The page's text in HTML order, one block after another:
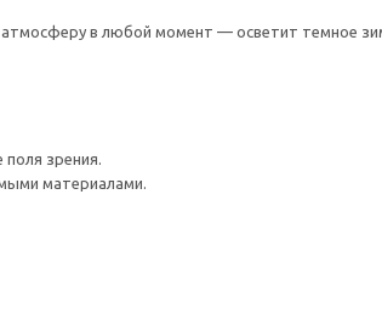
в любой момент — осветит темное
поля зрения.
материалами.